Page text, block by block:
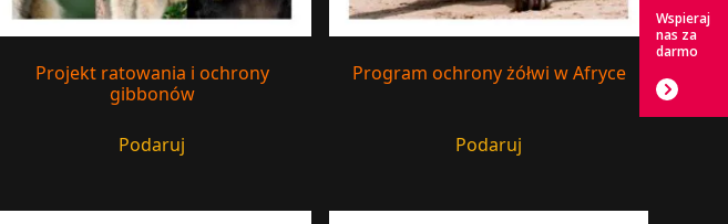
Projekt ratowania i ochrony
gibbonów
Podaruj
Program ochrony żółwi w Afryce
Podaruj
Wspieraj
nas za
darmo